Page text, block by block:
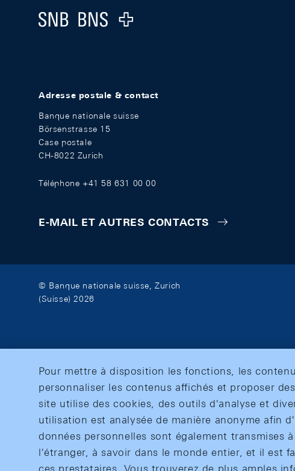
Logo
Adresse postale & contact
Banque nationale suisse
Börsenstrasse 15
Case postale
CH-8022 Zurich
Téléphone +41 58 631 00 00
E-MAIL ET AUTRES CONTACTS
© Banque nationale suisse, Zurich
(Suisse) 2026
Pour mettre à disposition les fonctions, les
personnaliser les contenus affichés et proposer
site utilise des cookies, des outils d'analyse et
utilisation est analysée de manière anonyme afin
données personnelles sont également transmises
l'étranger, à savoir dans le monde entier, et il est